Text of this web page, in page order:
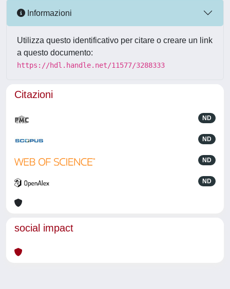
Informazioni
Utilizza questo identificativo per citare o creare un link
a questo documento:
https://hdl.handle.net/11577/3288333
Citazioni
ND
ND
ND
ND
social impact